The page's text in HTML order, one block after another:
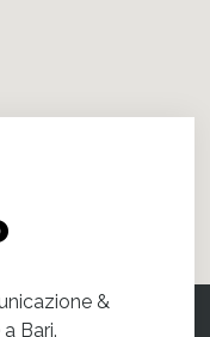
&
Bari.